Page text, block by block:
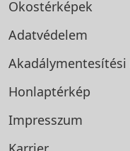
Okostérképek
Adatvédelem
Akadálymentesítési
Honlaptérkép
Impresszum